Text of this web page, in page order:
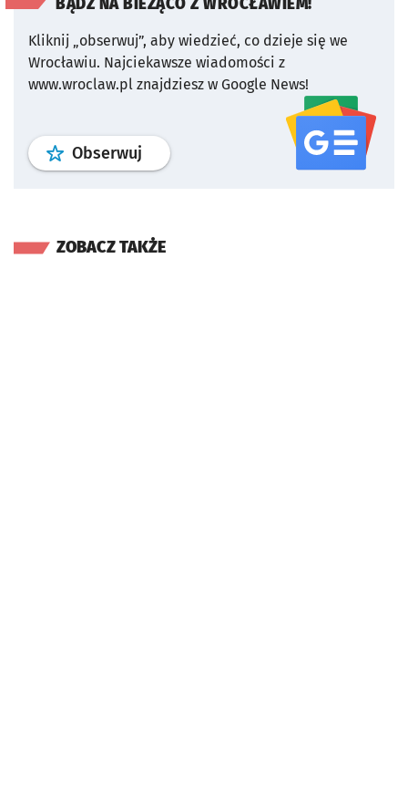
BĄDŹ NA BIEŻĄCO Z WROCŁAWIEM!
Kliknij „obserwuj”, aby wiedzieć, co dzieje się we
Wrocławiu. Najciekawsze wiadomości z
www.wroclaw.pl znajdziesz w Google News!
Obserwuj profil serwisu
ZOBACZ TAKŻE